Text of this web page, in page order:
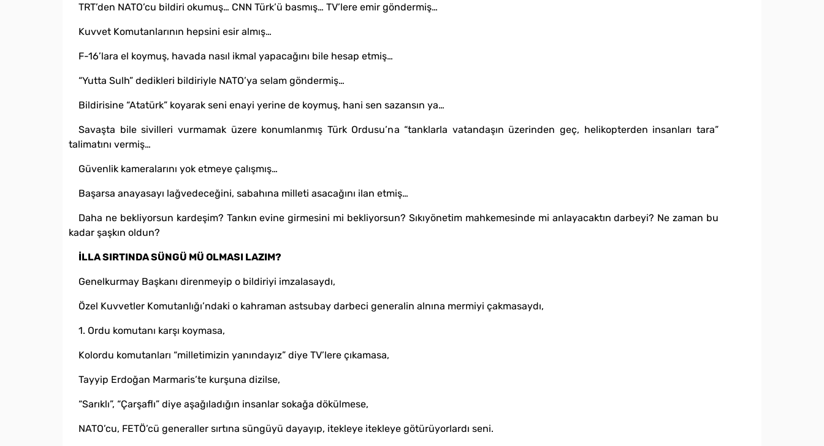
TRT’den NATO’cu bildiri okumuş… CNN Türk’ü basmış… TV’lere emir göndermiş…
Kuvvet Komutanlarının hepsini esir almış…
F-16’lara el koymuş, havada nasıl ikmal yapacağını bile hesap etmiş…
“Yutta Sulh” dedikleri bildiriyle NATO’ya selam göndermiş…
Bildirisine “Atatürk” koyarak seni enayi yerine de koymuş, hani sen sazansın ya…
Savaşta bile sivilleri vurmamak üzere konumlanmış Türk Ordusu’na “tanklarla vatandaşın üzerinden geç, helikopterden insanları tara”
talimatını vermiş…
Güvenlik kameralarını yok etmeye çalışmış…
Başarsa anayasayı lağvedeceğini, sabahına milleti asacağını ilan etmiş…
Daha ne bekliyorsun kardeşim? Tankın evine girmesini mi bekliyorsun? Sıkıyönetim mahkemesinde mi anlayacaktın darbeyi? Ne zaman bu
kadar şaşkın oldun?
İLLA SIRTINDA SÜNGÜ MÜ OLMASI LAZIM?
Genelkurmay Başkanı direnmeyip o bildiriyi imzalasaydı,
Özel Kuvvetler Komutanlığı’ndaki o kahraman astsubay darbeci generalin alnına mermiyi çakmasaydı,
1. Ordu komutanı karşı koymasa,
Kolordu komutanları “milletimizin yanındayız” diye TV’lere çıkamasa,
Tayyip Erdoğan Marmaris’te kurşuna dizilse,
“Sarıklı”, “Çarşaflı” diye aşağıladığın insanlar sokağa dökülmese,
NATO’cu, FETÖ’cü generaller sırtına süngüyü dayayıp, itekleye itekleye götürüyorlardı seni.